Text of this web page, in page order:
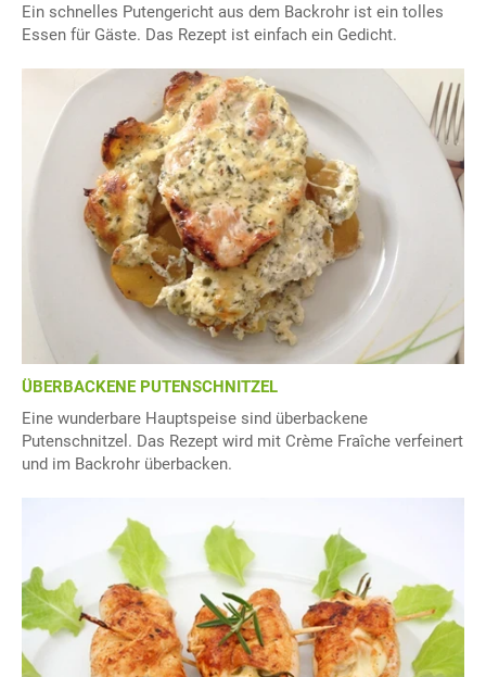
Ein schnelles Putengericht aus dem Backrohr ist ein tolles
Essen für Gäste. Das Rezept ist einfach ein Gedicht.
ÜBERBACKENE PUTENSCHNITZEL
Eine wunderbare Hauptspeise sind überbackene
Putenschnitzel. Das Rezept wird mit Crème Fraîche verfeinert
und im Backrohr überbacken.